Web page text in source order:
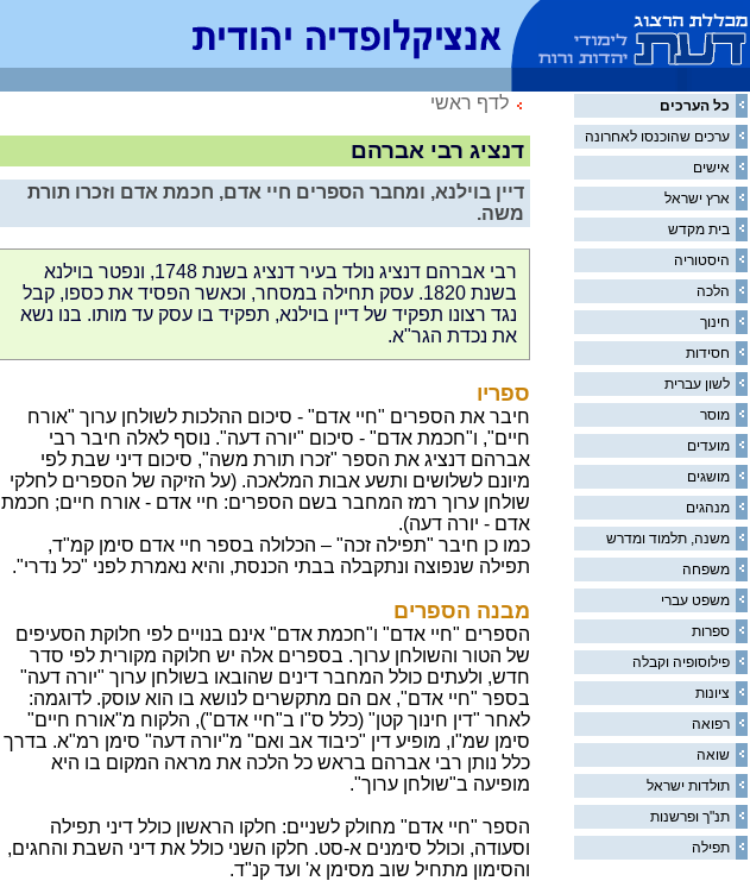
כל הערכים
ערכים שהוכנסו לאחרונה
אישים
ארץ ישראל
בית מקדש
היסטוריה
הלכה
חינוך
חסידות
לשון עברית
מוסר
מועדים
מושגים
מנהגים
משנה, תלמוד ומדרש
משפחה
משפט עברי
ספרות
פילוסופיה וקבלה
ציונות
רפואה
שואה
תולדות ישראל
תנ"ך ופרשנות
תפילה
לדף ראשי
דנציג רבי אברהם
דיין בוילנא, ומחבר הספרים חיי אדם, חכמת אדם וזכרו תורת
משה.
רבי אברהם דנציג נולד בעיר דנציג בשנת 1748, ונפטר בוילנא
בשנת 1820. עסק תחילה במסחר, וכאשר הפסיד את כספו, קבל
נגד רצונו תפקיד של דיין בוילנא, תפקיד בו עסק עד מותו. בנו נשא
את נכדת הגר"א.
ספריו
חיבר את הספרים "חיי אדם" - סיכום ההלכות לשולחן ערוך "אורח
חיים", ו"חכמת אדם" - סיכום "יורה דעה". נוסף לאלה חיבר רבי
אברהם דנציג את הספר "זכרו תורת משה", סיכום דיני שבת לפי
מיונם לשלושים ותשע אבות המלאכה. (על הזיקה של הספרים לחלקי
שולחן ערוך רמז המחבר בשם הספרים: חיי אדם - אורח חיים; חכמת
אדם - יורה דעה).
כמו כן חיבר "תפילה זכה" – הכלולה בספר חיי אדם סימן קמ"ד,
תפילה שנפוצה ונתקבלה בבתי הכנסת, והיא נאמרת לפני "כל נדרי".
מבנה הספרים
הספרים "חיי אדם" ו"חכמת אדם" אינם בנויים לפי חלוקת הסעיפים
של הטור והשולחן ערוך. בספרים אלה יש חלוקה מקורית לפי סדר
חדש, ולעתים כולל המחבר דינים שהובאו בשולחן ערוך "יורה דעה"
בספר "חיי אדם", אם הם מתקשרים לנושא בו הוא עוסק. לדוגמה:
לאחר "דין חינוך קטן" (כלל ס"ו ב"חיי אדם"), הלקוח מ"אורח חיים"
סימן שמ"ו, מופיע דין "כיבוד אב ואם" מ"יורה דעה" סימן רמ"א. בדרך
כלל נותן רבי אברהם בראש כל הלכה את מראה המקום בו היא
מופיעה ב"שולחן ערוך".
הספר "חיי אדם" מחולק לשניים: חלקו הראשון כולל דיני תפילה
וסעודה, וכולל סימנים א-סט. חלקו השני כולל את דיני השבת והחגים,
והסימון מתחיל שוב מסימן א' ועד קנ"ד.